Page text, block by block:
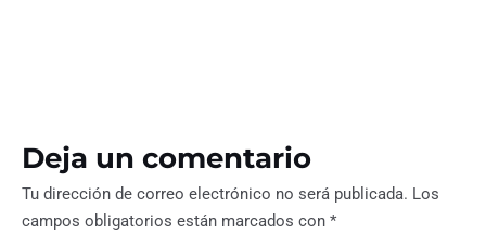
Deja un comentario
Tu dirección de correo electrónico no será publicada. Los
campos obligatorios están marcados con *